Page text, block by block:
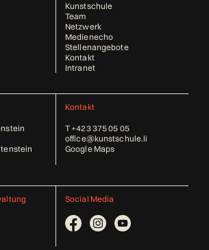
Kunstschule
Team
Netzwerk
Medienecho
Stellenangebote
Kontakt
Intranet
Kontakt
T +423 375 05 05
office@kunstschule.li
Google Maps
Social Media